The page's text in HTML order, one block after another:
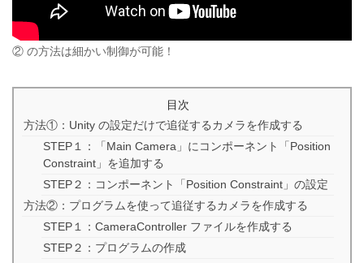
② の方法は細かい制御が可能！
目次
方法①：Unity の設定だけで追従するカメラを作成する
STEP１：「Main Camera」にコンポーネント「Position
Constraint」を追加する
STEP２：コンポーネント「Position Constraint」の設定
方法②：プログラムを使って追従するカメラを作成する
STEP１：CameraController ファイルを作成する
STEP２：プログラムの作成